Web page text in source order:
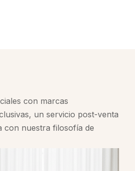
con marcas
un servicio post-venta
con nuestra filosofía de